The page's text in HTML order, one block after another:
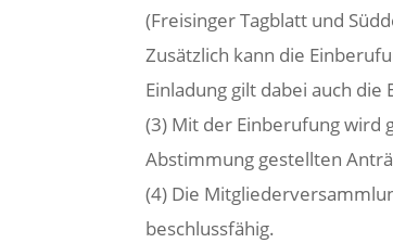
(Freisinger Tagblatt und
Zusätzlich kann die
Einladung gilt dabei auch die
(3) Mit der Einberufung wird
Abstimmung gestellten
(4) Die
beschlussfähig.